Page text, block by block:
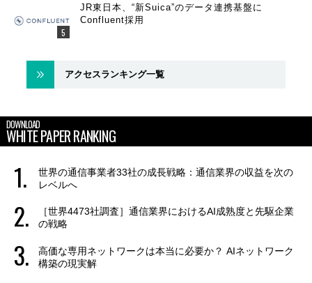
JR東日本、“新Suica”のデータ連携基盤に
Confluent採用
アクセスランキング一覧
DOWNLOAD
WHITE PAPER RANKING
世界の通信事業者33社の成長戦略：通信業界の収益を次の
レベルへ
［世界4473社調査］通信業界におけるAI成熟度と先駆企業
の戦略
高価な専用ネットワークは本当に必要か？ AIネットワーク
構築の現実解